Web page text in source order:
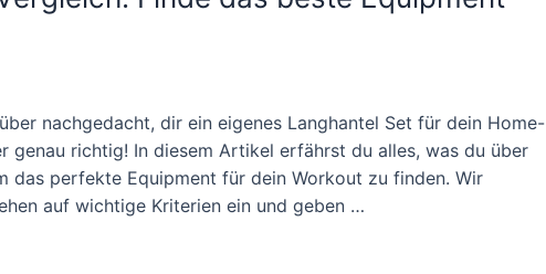
nachgedacht, dir ein eigenes Langhantel Set für dein Home-
genau richtig! In diesem Artikel erfährst du alles, was du über
das perfekte Equipment für dein Workout zu finden. Wir
auf wichtige Kriterien ein und geben …